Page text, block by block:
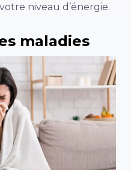
niveau d’énergie.
maladies